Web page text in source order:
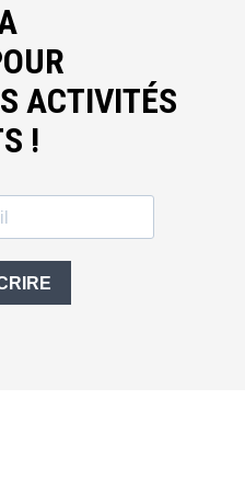
ACTIVITÉS
!